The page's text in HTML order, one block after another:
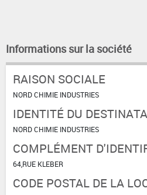
Informations sur la société
RAISON SOCIALE
NORD CHIMIE INDUSTRIES
IDENTITÉ DU
NORD CHIMIE INDUSTRIES
COMPLÉMENT
64,RUE KLEBER
CODE POSTAL DE LA